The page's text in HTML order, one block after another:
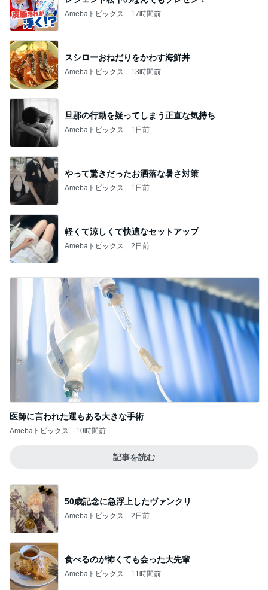
Amebaトピックス 17時間前
スシローおねだりをかわす海鮮丼
Amebaトピックス 13時間前
旦那の行動を疑ってしまう正直な気持ち
Amebaトピックス 1日前
やって驚きだったお洒落な暑さ対策
Amebaトピックス 1日前
軽くて涼しくて快適なセットアップ
Amebaトピックス 2日前
医師に言われた運もある大きな手術
Amebaトピックス 10時間前
記事を読む
50歳記念に急浮上したヴァンクリ
Amebaトピックス 2日前
食べるのが怖くても会った大先輩
Amebaトピックス 11時間前